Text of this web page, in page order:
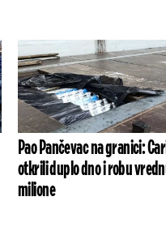
Pao Pančevac na granici:
otkrili duplo dno i robu
milione